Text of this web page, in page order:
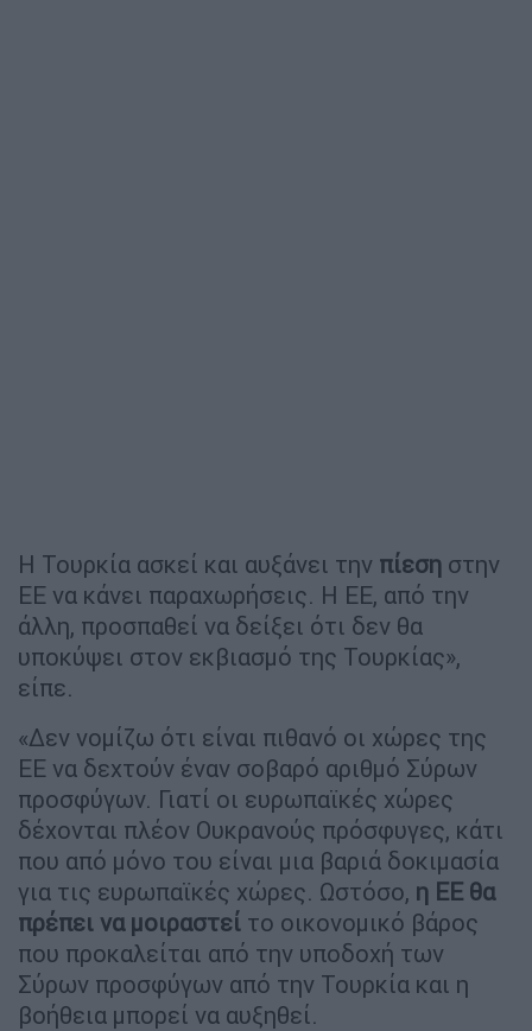
Η Τουρκία ασκεί και αυξάνει την πίεση στην
ΕΕ να κάνει παραχωρήσεις. Η ΕΕ, από την
άλλη, προσπαθεί να δείξει ότι δεν θα
υποκύψει στον εκβιασμό της Τουρκίας»,
είπε.
«Δεν νομίζω ότι είναι πιθανό οι χώρες της
ΕΕ να δεχτούν έναν σοβαρό αριθμό Σύρων
προσφύγων. Γιατί οι ευρωπαϊκές χώρες
δέχονται πλέον Ουκρανούς πρόσφυγες, κάτι
που από μόνο του είναι μια βαριά δοκιμασία
για τις ευρωπαϊκές χώρες. Ωστόσο, η ΕΕ θα
πρέπει να μοιραστεί το οικονομικό βάρος
που προκαλείται από την υποδοχή των
Σύρων προσφύγων από την Τουρκία και η
βοήθεια μπορεί να αυξηθεί.